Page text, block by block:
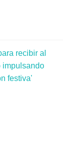
recibir al
impulsando
festiva'